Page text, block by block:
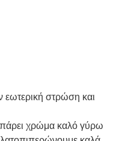
εωτερική στρώση και
πάρει χρώμα καλό γύρω